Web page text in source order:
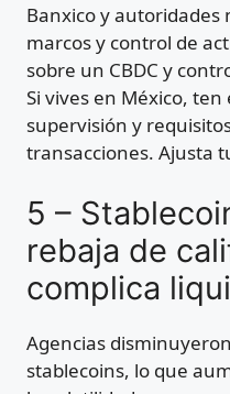
Banxico y autoridades
marcos y control de
sobre un CBDC y
Si vives en México,
supervisión y
transacciones. Ajusta
5 –
rebaja de
complica
Agencias
stablecoins, lo que